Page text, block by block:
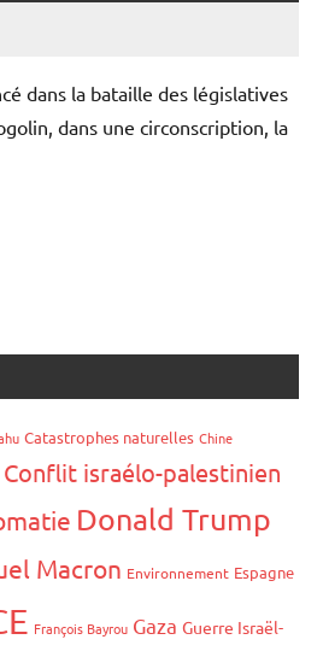
dans la bataille des législatives
dans une circonscription, la
Catastrophes naturelles Chine
Conflit israélo-palestinien
Donald Trump
Macron Environnement Espagne
François Bayrou Gaza Guerre Israël-